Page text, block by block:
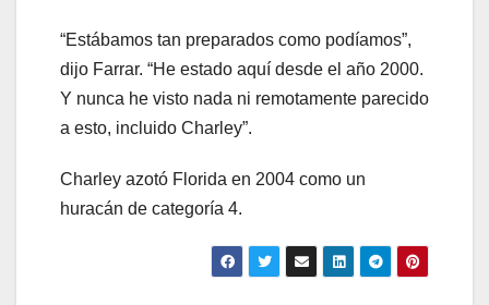
“Estábamos tan preparados como podíamos”,
dijo Farrar. “He estado aquí desde el año 2000.
Y nunca he visto nada ni remotamente parecido
a esto, incluido Charley”.
Charley azotó Florida en 2004 como un
huracán de categoría 4.